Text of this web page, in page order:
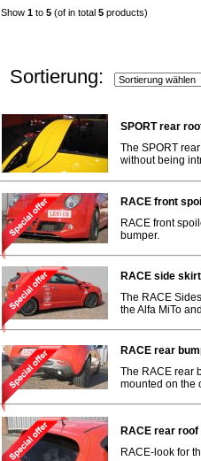
Show 1 to 5 (of in total 5 products)
Sortierung:
SPORT rear
The SPORT
without being
RACE front
RACE front
bumper.
RACE side
The RACE
the Alfa MiTo
RACE rear
The RACE rear
mounted on the
RACE rear roof
RACE-look for